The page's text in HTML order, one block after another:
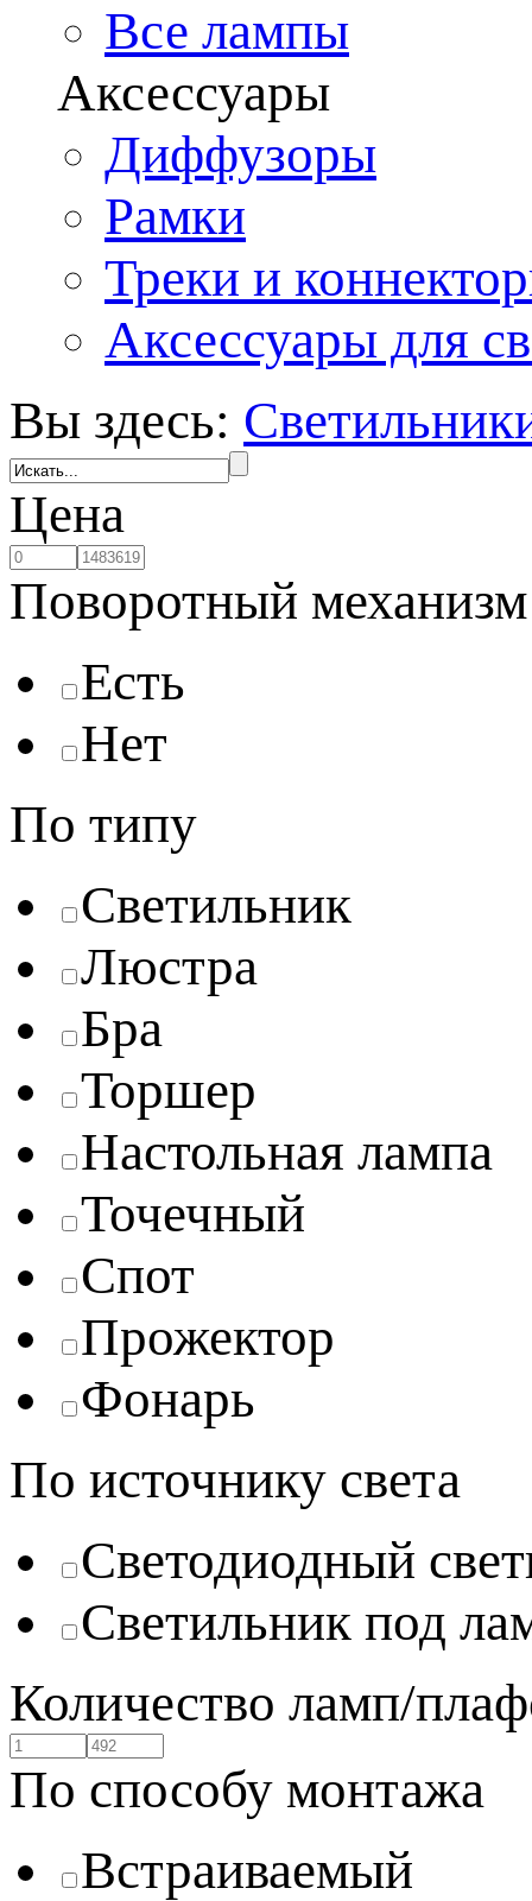
Все лампы
Аксессуары
Диффузоры
Рамки
Треки и
Аксессуары для
Вы здесь:
Цена
Поворотный механизм
Есть
Нет
По типу
Светильник
Люстра
Бра
Торшер
Настольная лампа
Точечный
Спот
Прожектор
Фонарь
По источнику света
Светодиодный
Светильник под
Количество ламп/
По способу монтажа
Встраиваемый